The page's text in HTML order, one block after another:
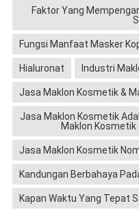
Faktor Yang
Fungsi Manfaat Masker
Hialuronat Industri
Jasa Maklon Kosmetik &
Jasa Maklon Kosmetik
Maklon
Jasa Maklon Kosmetik
Kandungan Berbahaya
Kapan Waktu Yang Tepat